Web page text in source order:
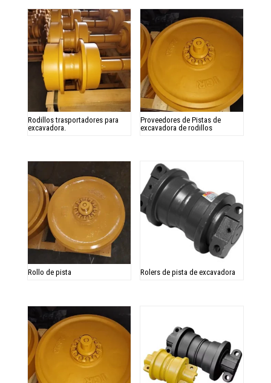
Rodillos trasportadores para
excavadora.
Proveedores de Pistas de
excavadora de rodillos
Rollo de pista Rolers de pista de excavadora